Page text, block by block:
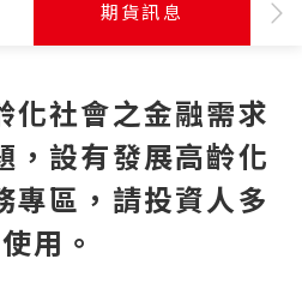
期貨訊息
化社會之金融需求
，設有發展高齡化
專區，請投資人多
用。